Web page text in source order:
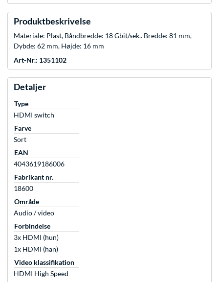
Produktbeskrivelse
Materiale: Plast, Båndbredde: 18 Gbit/sek.. Bredde: 81 mm,
Dybde: 62 mm, Højde: 16 mm
Art-Nr.: 1351102
Detaljer
Type
HDMI switch
Farve
Sort
EAN
4043619186006
Fabrikant nr.
18600
Område
Audio / video
Forbindelse
3x HDMI (hun)
1x HDMI (han)
Video klassifikation
HDMI High Speed